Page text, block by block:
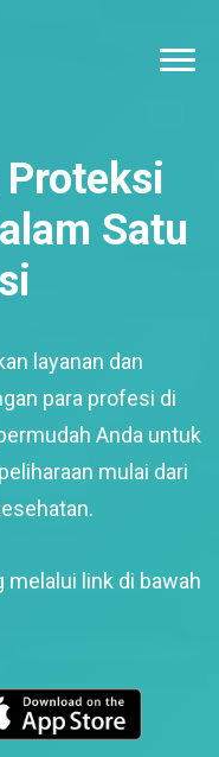
Satu
layanan dan
para profesi di
Anda untuk
mulai dari
melalui link di bawah